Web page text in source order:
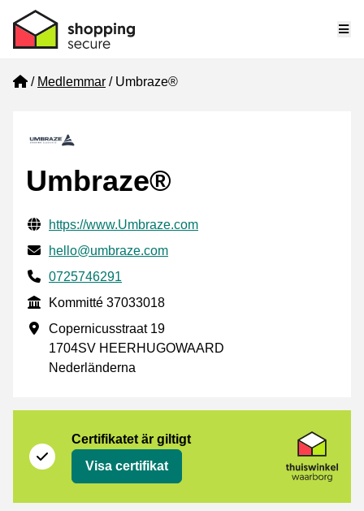
Home
Medlemmar Umbraze®
Umbraze®
Verifierade kontaktuppgifter
Website URL
https://www.Umbraze.com
E-post
hello@umbraze.com
Phone number
0725746291
Kommitté
Kommitté 37033018
Företagsadress
Copernicusstraat 19
1704SV HEERHUGOWAARD
Nederländerna
Certifikatet är giltigt
Visa certifikat